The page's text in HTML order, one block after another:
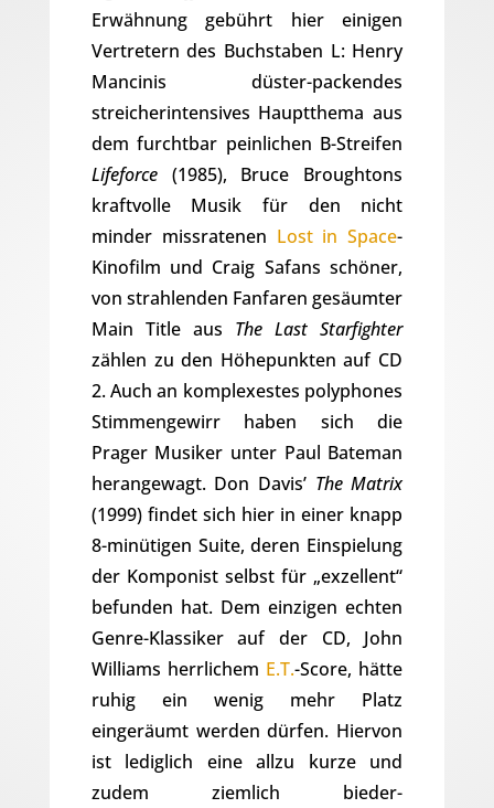
Erwähnung gebührt hier einigen
Vertretern des Buchstaben L: Henry
Mancinis düster-packendes
streicherintensives Hauptthema aus
dem furchtbar peinlichen B-Streifen
Lifeforce(1985), Bruce Broughtons
kraftvolle Musik für den nicht
minder missratenen Lost in Space-
Kinofilm und Craig Safans schöner,
von strahlenden Fanfaren gesäumter
Main Title aus The Last Starfighter
zählen zu den Höhepunkten auf CD
2. Auch an komplexestes polyphones
Stimmengewirr haben sich die
Prager Musiker unter Paul Bateman
herangewagt. Don Davis’ The Matrix
(1999) findet sich hier in einer knapp
8-minütigen Suite, deren Einspielung
der Komponist selbst für „exzellent“
befunden hat. Dem einzigen echten
Genre-Klassiker auf der CD, John
Williams herrlichem E.T.-Score, hätte
ruhig ein wenig mehr Platz
eingeräumt werden dürfen. Hiervon
ist lediglich eine allzu kurze und
zudem ziemlich bieder-